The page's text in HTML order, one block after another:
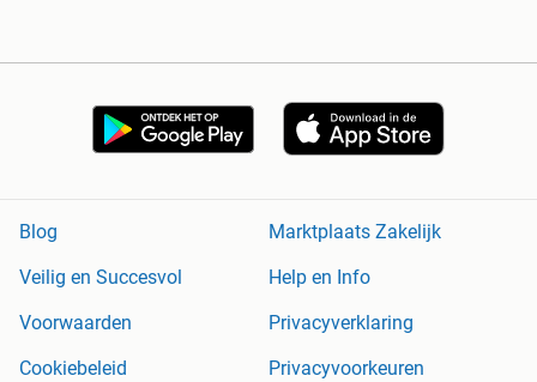
Blog
Marktplaats Zakelijk
Veilig en Succesvol
Help en Info
Voorwaarden
Privacyverklaring
Cookiebeleid
Privacyvoorkeuren